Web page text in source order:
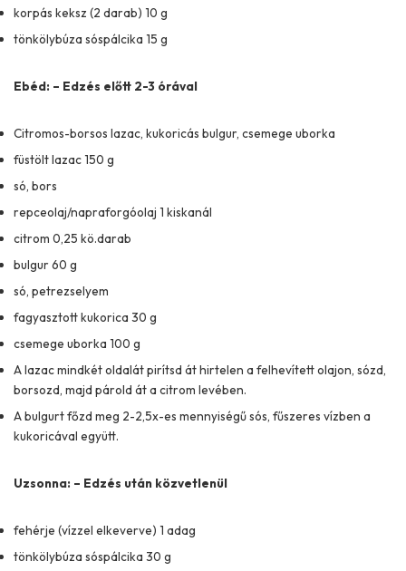
korpás keksz (2 darab) 10 g
tönkölybúza sóspálcika 15 g
Ebéd: – Edzés előtt 2-3 órával
Citromos-borsos lazac, kukoricás bulgur, csemege uborka
füstölt lazac 150 g
só, bors
repceolaj/napraforgóolaj 1 kiskanál
citrom 0,25 kö.darab
bulgur 60 g
só, petrezselyem
fagyasztott kukorica 30 g
csemege uborka 100 g
A lazac mindkét oldalát pirítsd át hirtelen a felhevített olajon, sózd,
borsozd, majd párold át a citrom levében.
A bulgurt főzd meg 2-2,5x-es mennyiségű sós, fűszeres vízben a
kukoricával együtt.
Uzsonna: – Edzés után közvetlenül
fehérje (vízzel elkeverve) 1 adag
tönkölybúza sóspálcika 30 g